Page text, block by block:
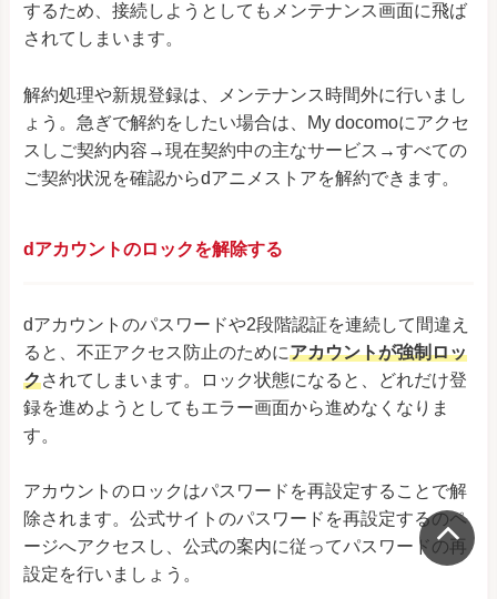
するため、接続しようとしてもメンテナンス画面に飛ば
されてしまいます。
解約処理や新規登録は、メンテナンス時間外に行いまし
ょう。急ぎで解約をしたい場合は、My docomoにアクセ
スしご契約内容→現在契約中の主なサービス→すべての
ご契約状況を確認からdアニメストアを解約できます。
dアカウントのロックを解除する
dアカウントのパスワードや2段階認証を連続して間違え
ると、不正アクセス防止のためにアカウントが強制ロッ
クされてしまいます。ロック状態になると、どれだけ登
録を進めようとしてもエラー画面から進めなくなりま
す。
アカウントのロックはパスワードを再設定することで解
除されます。公式サイトのパスワードを再設定するのペ
ージへアクセスし、公式の案内に従ってパスワードの再
設定を行いましょう。